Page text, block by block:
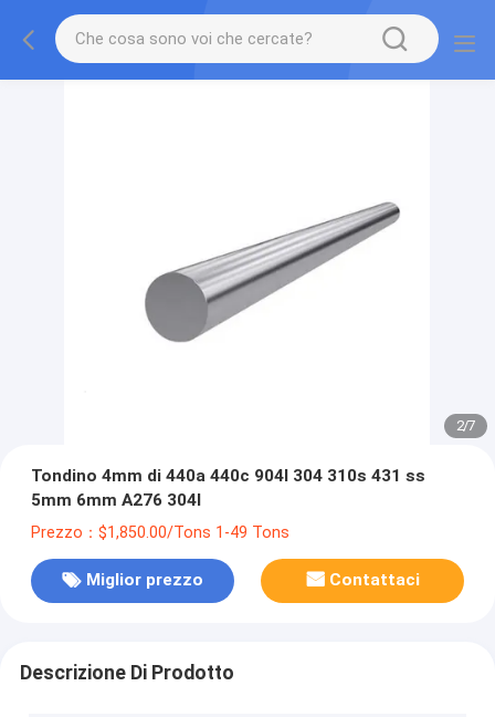
2/7
Tondino 4mm di 440a 440c 904l 304 310s 431 ss
5mm 6mm A276 304l
Prezzo：$1,850.00/Tons 1-49 Tons
Miglior prezzo Contattaci
Descrizione Di Prodotto